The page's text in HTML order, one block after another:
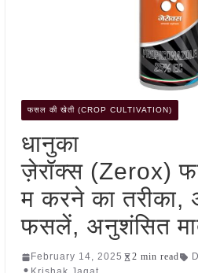
फसल की खेती (CROP CULTIVATION)
धानुका
ज़ेरॉक्स (Zerox)
म करने का तरीका,
फसलें, अनुशंसित
February 14, 2025 2 min read